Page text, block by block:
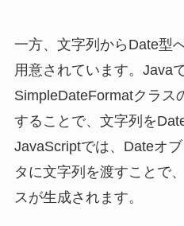
一方、文字列からDate型
用意されています。Java
SimpleDateFormatクラス
することで、文字列を
JavaScriptでは、Dateオ
タに文字列を渡すことで
スが生成されます。